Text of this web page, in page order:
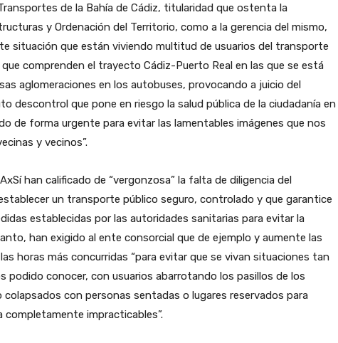
de la Bahía de Cádiz, titularidad que ostenta la
y Ordenación del Territorio, como a la gerencia del mismo,
situación que están viviendo multitud de usuarios del transporte
comprenden el trayecto Cádiz-Puerto Real en las que se está
aglomeraciones en los autobuses, provocando a juicio del
descontrol que pone en riesgo la salud pública de la ciudadanía en
de forma urgente para evitar las lamentables imágenes que nos
y vecinos”.
han calificado de “vergonzosa” la falta de diligencia del
un transporte público seguro, controlado y que garantice
establecidas por las autoridades sanitarias para evitar la
han exigido al ente consorcial que de ejemplo y aumente las
horas más concurridas “para evitar que se vivan situaciones tan
podido conocer, con usuarios abarrotando los pasillos de los
con personas sentadas o lugares reservados para
impracticables”.